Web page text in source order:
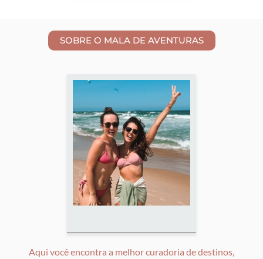
Aqui você encontra a melhor curadoria de destinos,